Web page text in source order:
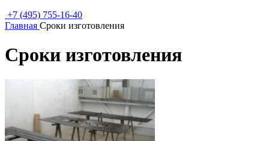
+7 (495) 755-16-40
Главная Сроки изготовления
Сроки изготовления